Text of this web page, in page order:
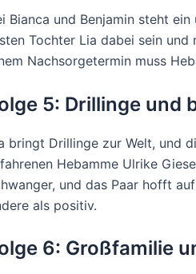
Bianca und Benjamin steht
Tochter Lia dabei sein und
Nachsorgetermin muss
5: Drillinge und
bringt Drillinge zur Welt, und
Hebamme Ulrike
und das Paar hofft
als positiv.
6: Großfamilie